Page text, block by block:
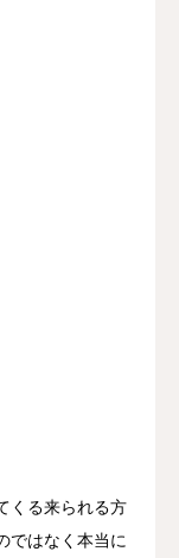
くる来られる方
ではなく本当に